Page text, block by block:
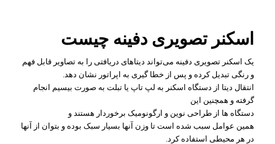
اسکنر تصویری دفینه چیست
یک اسکنر تصویری دفینه می‌تواند دیتاهای دریافتی را به تصاویر قابل فهم
و رنگی تبدیل کرده و پس از خطا گیری به اپراتور نشان دهد.
انتقال دیتا از دستگاه اسکنر به لپ تاپ یا تبلت به صورت بیسیم انجام
گرفته و همچنین این
دستگاه ها از طراحی نوین و ارگونومیک برخوردار هستند و
همین عوامل سبب شده است تا وزن آنها بسیار سبک بوده و بتوان از آنها
در هر محیطی استفاده کرد.